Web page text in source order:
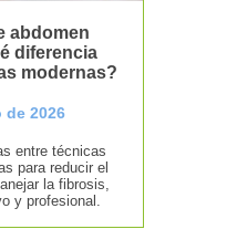
abdomen
diferencia
modernas?
de 2026
entre técnicas
para reducir el
la fibrosis,
y profesional.